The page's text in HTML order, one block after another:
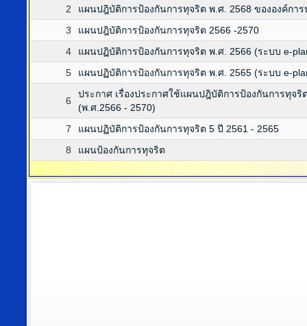
2
แผนปฎิบัติการป้องกันการทุจริต พ.ศ. 2568 ขององค์กา
3
แผนปฎิบัติการป้องกันการทุจริต 2566 -2570
4
แผนปฏิบัติการป้องกันการทุจริต พ.ศ. 2566 (ระบบ e-
5
แผนปฏิบัติการป้องกันการทุจริต พ.ศ. 2565 (ระบบ e-
6
ประกาศ เรื่องประกาศใช้แผนปฎิบัติการป้องกันการทุจ
(พ.ศ.2566 - 2570)
7
แผนปฏิบัติการป้องกันการทุจริต 5 ปี 2561 - 2565
8
แผนป้องกันการทุจริต